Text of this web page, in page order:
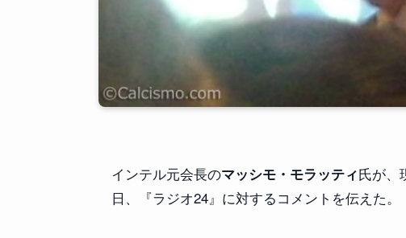
インテル元会長のマッシモ・モラッティ氏が、
日、『ラジオ24』に対するコメントを伝えた。